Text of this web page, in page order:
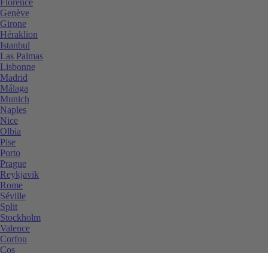
Genève
Girone
Héraklion
Istanbul
Las Palmas
Lisbonne
Madrid
Málaga
Munich
Naples
Nice
Olbia
Pise
Porto
Prague
Reykjavik
Rome
Séville
Split
Stockholm
Valence
Corfou
Cos